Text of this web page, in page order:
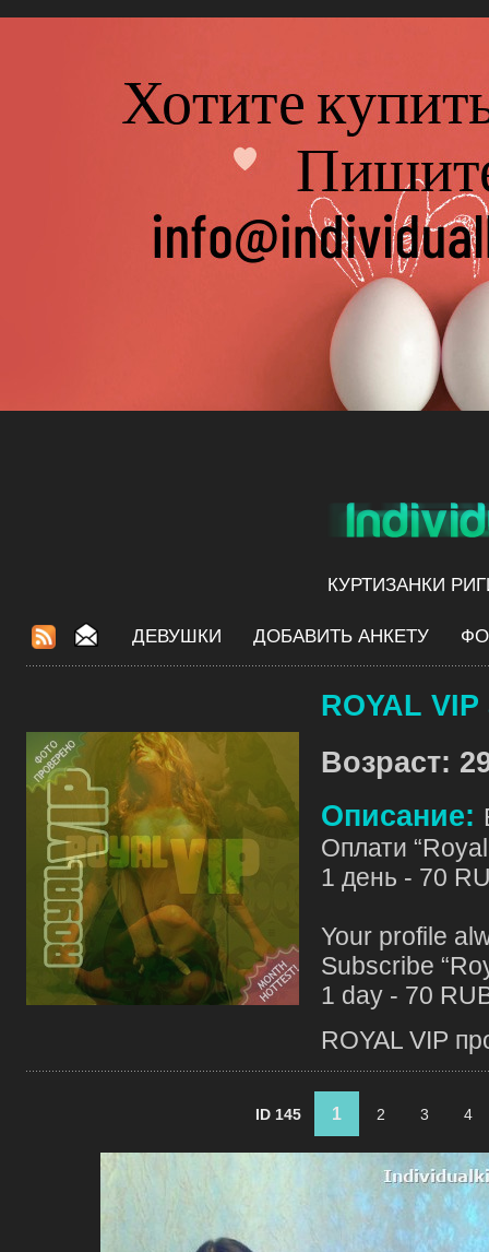
КУРТИЗАНКИ
ДЕВУШКИ ДОБАВИТЬ АНКЕТУ
ROYAL
Возраст:
Описание:
Оплати
1 день - 70
Your profile
Subscribe
1 day - 70
ROYAL VIP
ID 145 1 2 3 4